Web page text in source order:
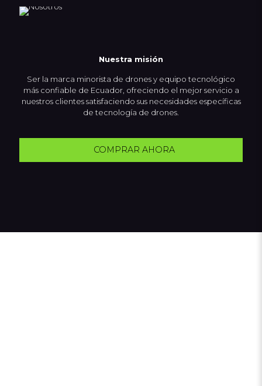
Nuestra misión
Ser la marca minorista de drones y equipo tecnológico
más confiable de Ecuador, ofreciendo el mejor servicio a
nuestros clientes satisfaciendo sus necesidades específicas
de tecnología de drones.
COMPRAR AHORA